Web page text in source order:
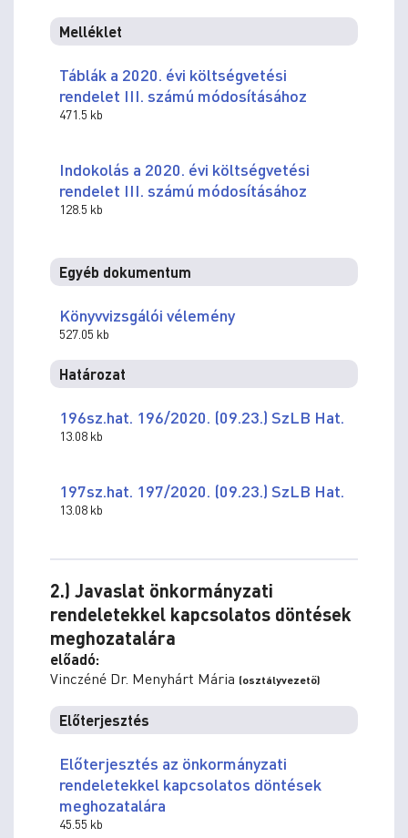
Melléklet
Táblák a 2020. évi költségvetési
rendelet III. számú módosításához
471.5 kb
Indokolás a 2020. évi költségvetési
rendelet III. számú módosításához
128.5 kb
Egyéb dokumentum
Könyvvizsgálói vélemény
527.05 kb
Határozat
196sz.hat. 196/2020. (09.23.) SzLB Hat.
13.08 kb
197sz.hat. 197/2020. (09.23.) SzLB Hat.
13.08 kb
2.) Javaslat önkormányzati
rendeletekkel kapcsolatos döntések
meghozatalára
előadó:
Vinczéné Dr. Menyhárt Mária (osztályvezető)
Előterjesztés
Előterjesztés az önkormányzati
rendeletekkel kapcsolatos döntések
meghozatalára
45.55 kb